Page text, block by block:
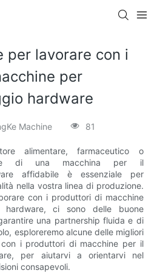
per lavorare con i
per
hardware
Machine 81
alimentare, farmaceutico o
di una macchina per il
affidabile è essenziale per
nella vostra linea di produzione.
con i produttori di macchine
hardware, ci sono delle buone
una partnership fluida e di
esploreremo alcune delle migliori
i produttori di macchine per il
per aiutarvi a orientarvi nel
consapevoli.